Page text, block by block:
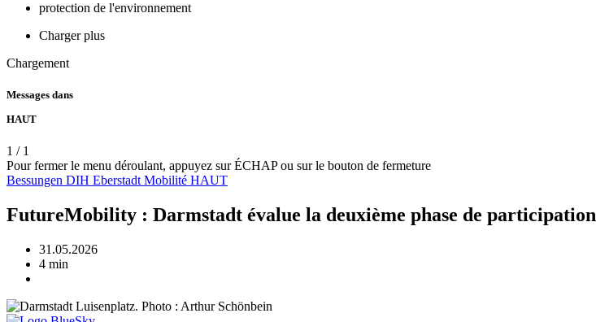
protection de l'environnement
Charger plus
Chargement
Messages dans
HAUT
1 / 1
Pour fermer le menu déroulant, appuyez sur ÉCHAP ou sur le bouton de fermeture
Bessungen DIH Eberstadt Mobilité HAUT
FutureMobility : Darmstadt évalue la deuxième phase de participation
31.05.2026
4 min